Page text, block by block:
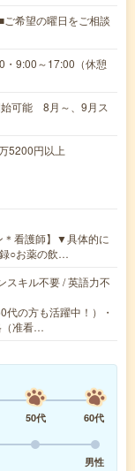
希望の曜日をご相談
・9:00～17:00（休憩
可能 8月～、9月ス
5200円以上
＊看護師】▼具体的に
○お薬の飲…
スキル不要 / 英語力不
の方も活躍中！）・
（准看…
50代
60代
男性